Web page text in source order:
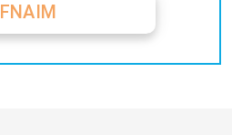
FNAIM